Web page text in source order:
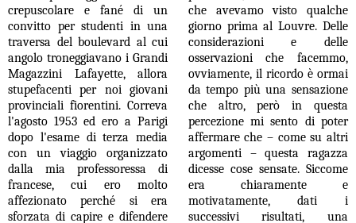
crepuscolare e fané di un
convitto per studenti in una
traversa del boulevard al cui
angolo troneggiavano i Grandi
Magazzini Lafayette, allora
stupefacenti per noi giovani
provinciali fiorentini. Correva
l'agosto 1953 ed ero a Parigi
dopo l'esame di terza media
con un viaggio organizzato
dalla mia professoressa di
francese, cui ero molto
affezionato perché si era
sforzata di capire e difendere
che avevamo visto qualche
giorno prima al Louvre. Delle
considerazioni e delle
osservazioni che facemmo,
ovviamente, il ricordo è ormai
da tempo più una sensazione
che altro, però in questa
percezione mi sento di poter
affermare che – come su altri
argomenti – questa ragazza
dicesse cose sensate. Siccome
era chiaramente e
motivatamente, dati i
successivi risultati, una